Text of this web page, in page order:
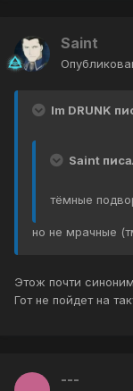
Saint
Im DRUNK
Saint
тёмные
но не мрачные
Этож почти
Гот не пойдет на
---